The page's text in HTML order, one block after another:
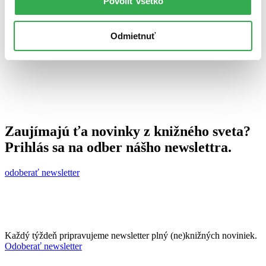
Odmietnuť
Zaujímajú ťa novinky z knižného sveta?
Prihlás sa na odber nášho newslettra.
odoberať newsletter
Každý týždeň pripravujeme newsletter plný (ne)knižných noviniek.
Odoberať newsletter